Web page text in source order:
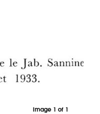
Image 1 of 1